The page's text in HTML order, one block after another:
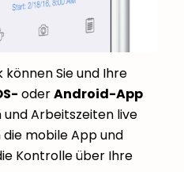
können Sie und Ihre
oderAndroid-App
Arbeitszeiten live
die mobile App und
Kontrolle über Ihre